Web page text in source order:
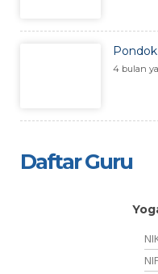
4 bulan
Daftar Guru